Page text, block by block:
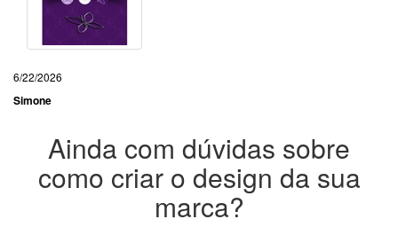
6/22/2026
Simone
Ainda com dúvidas sobre
como criar o design da sua
marca?